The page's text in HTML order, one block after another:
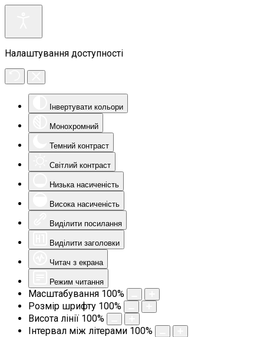
Налаштування доступності
Інвертувати кольори
Монохромний
Темний контраст
Світлий контраст
Низька насиченість
Висока насиченість
Виділити посилання
Виділити заголовки
Читач з екрана
Режим читання
Масштабування 100%
Розмір шрифту 100%
Висота лінії 100%
Інтервал між літерами 100%